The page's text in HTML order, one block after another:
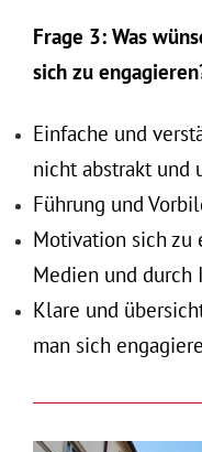
Frage 3: Was
sich zu
Einfache und
nicht abstrakt und
Führung und
Motivation sich zu
Medien und durch
Klare und
man sich